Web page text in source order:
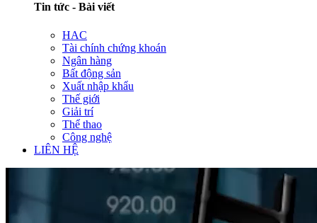
Tin tức - Bài viết
HAC
Tài chính chứng khoán
Ngân hàng
Bất động sản
Xuất nhập khẩu
Thế giới
Giải trí
Thể thao
Công nghệ
LIÊN HỆ